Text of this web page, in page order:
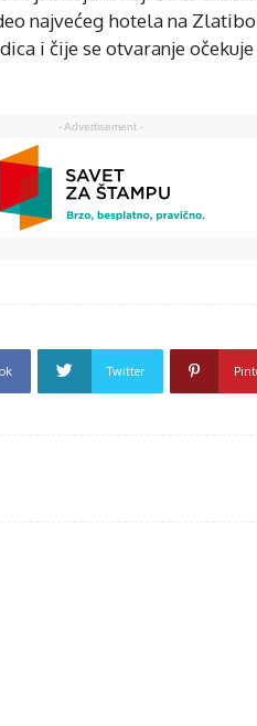
najvećeg hotela na
i čije se otvaranje
- Advertisement -
Twitter